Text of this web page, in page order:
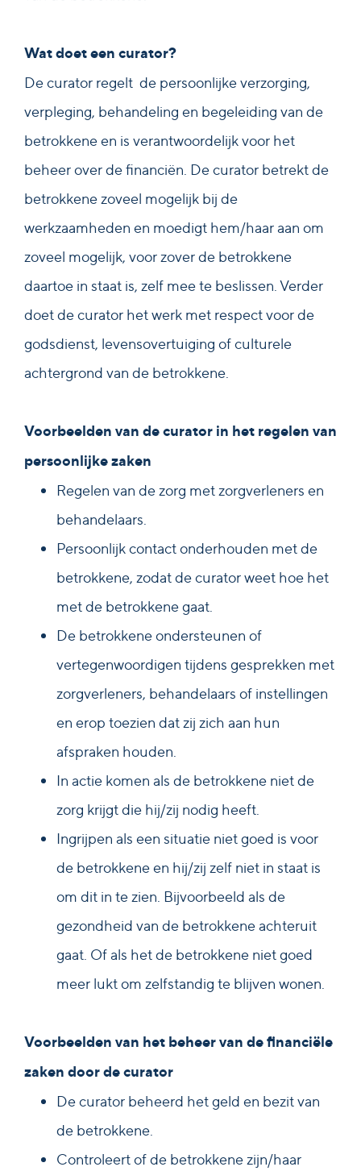
Wat doet een curator?
De curator regelt de persoonlijke verzorging,
verpleging, behandeling en begeleiding van de
betrokkene en is verantwoordelijk voor het
beheer over de financiën. De curator betrekt de
betrokkene zoveel mogelijk bij de
werkzaamheden en moedigt hem/haar aan om
zoveel mogelijk, voor zover de betrokkene
daartoe in staat is, zelf mee te beslissen. Verder
doet de curator het werk met respect voor de
godsdienst, levensovertuiging of culturele
achtergrond van de betrokkene.
Voorbeelden van de curator in het regelen van
persoonlijke zaken
Regelen van de zorg met zorgverleners en
behandelaars.
Persoonlijk contact onderhouden met de
betrokkene, zodat de curator weet hoe het
met de betrokkene gaat.
De betrokkene ondersteunen of
vertegenwoordigen tijdens gesprekken met
zorgverleners, behandelaars of instellingen
en erop toezien dat zij zich aan hun
afspraken houden.
In actie komen als de betrokkene niet de
zorg krijgt die hij/zij nodig heeft.
Ingrijpen als een situatie niet goed is voor
de betrokkene en hij/zij zelf niet in staat is
om dit in te zien. Bijvoorbeeld als de
gezondheid van de betrokkene achteruit
gaat. Of als het de betrokkene niet goed
meer lukt om zelfstandig te blijven wonen.
Voorbeelden van het beheer van de financiële
zaken door de curator
De curator beheerd het geld en bezit van
de betrokkene.
Controleert of de betrokkene zijn/haar